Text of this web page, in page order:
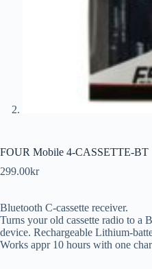
FOUR Mobile 4-CASSETTE-BT
299.00kr
Bluetooth C-cassette receiver.
Turns your old cassette radio to a
device. Rechargeable Lithium-
Works appr 10 hours with one